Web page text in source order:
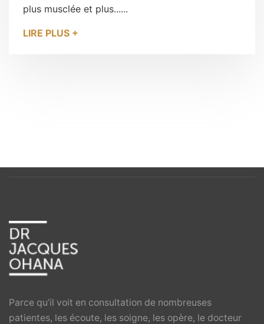
plus musclée et plus......
LIRE PLUS +
Parce qu’il voit en consultation de nombreuses
patientes, les écoute, les soigne, les opère, le docteur